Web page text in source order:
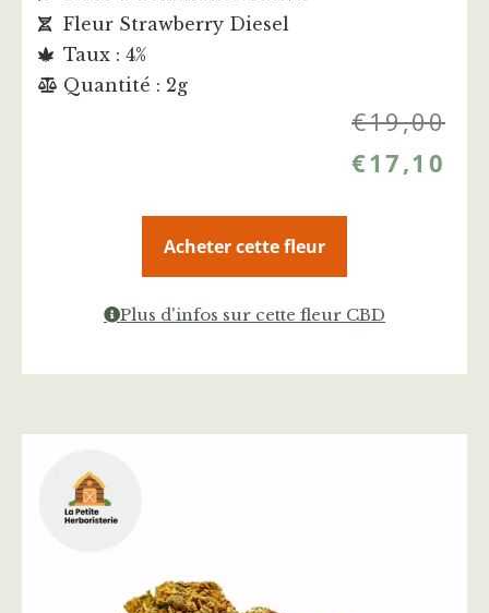
Fleur Strawberry Diesel
Taux : 4%
Quantité : 2g
€19,00
€17,10
Acheter cette fleur
Plus d'infos sur cette fleur CBD